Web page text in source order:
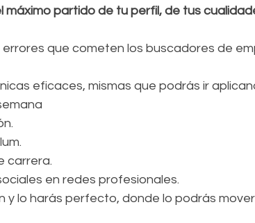
partido de tu perfil, de tus
que cometen los buscadores de
eficaces, mismas que podrás ir
carrera.
en redes profesionales.
y lo harás perfecto, donde lo podrás